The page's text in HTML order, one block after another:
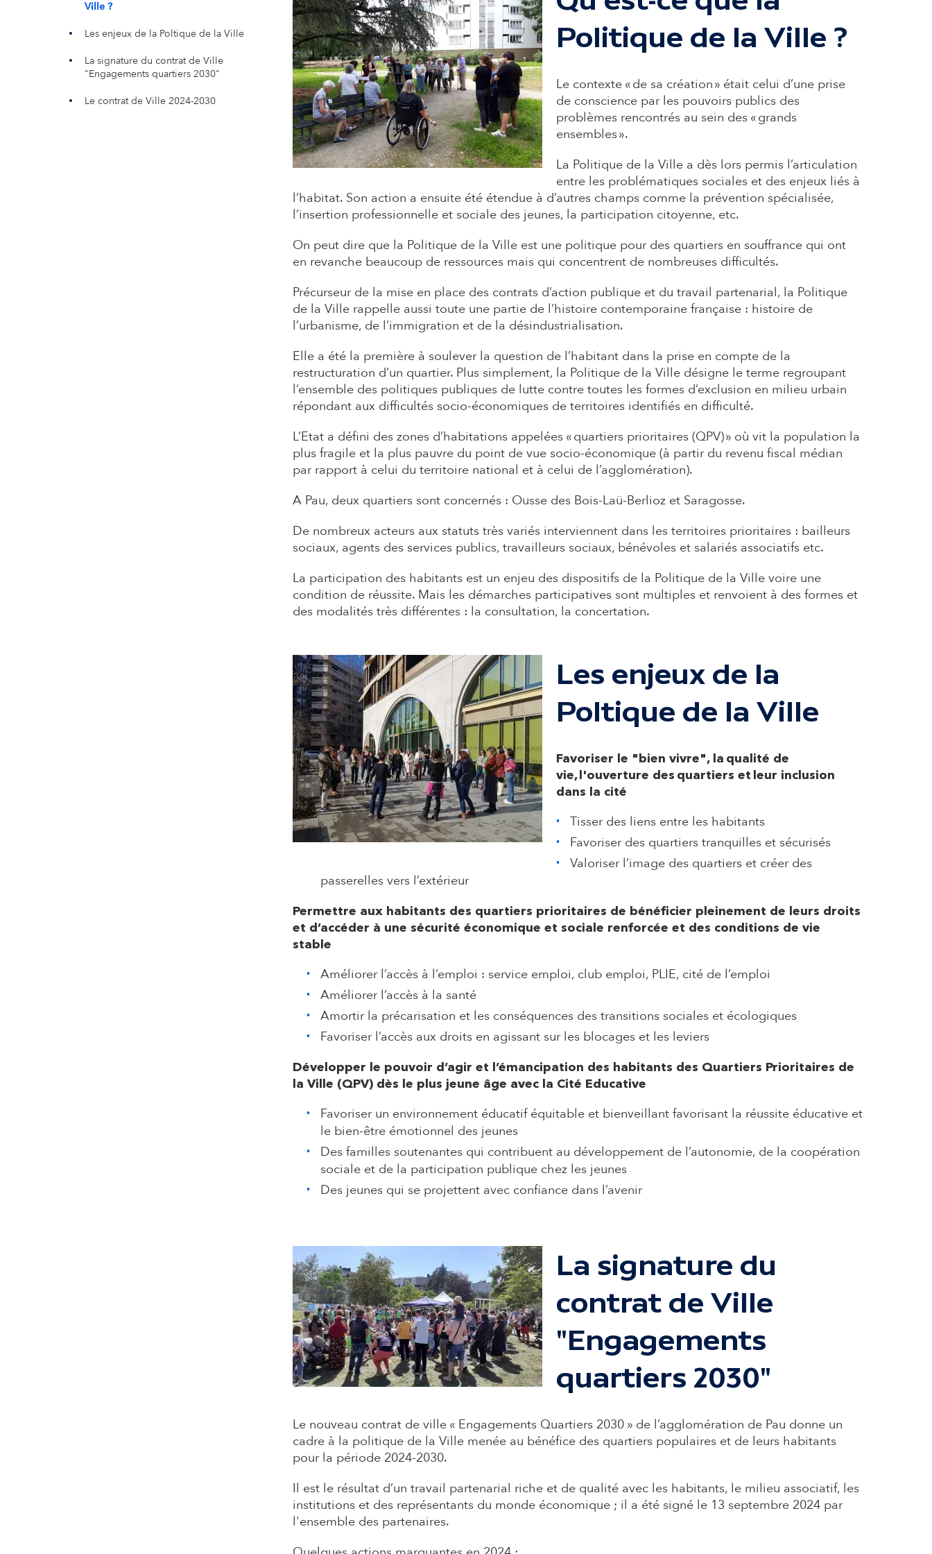
a
i
r
e
Ville ?
Les enjeux de la Poltique de la Ville
La signature du contrat de Ville
"Engagements quartiers 2030"
Le contrat de Ville 2024-2030
Politique de la Ville ?
Le contexte « de sa création » était celui d’une prise
de conscience par les pouvoirs publics des
problèmes rencontrés au sein des « grands
ensembles ».
La Politique de la Ville a dès lors permis l’articulation
entre les problématiques sociales et des enjeux liés à
l’habitat. Son action a ensuite été étendue à d’autres champs comme la prévention spécialisée,
l’insertion professionnelle et sociale des jeunes, la participation citoyenne, etc.
On peut dire que la Politique de la Ville est une politique pour des quartiers en souffrance qui ont
en revanche beaucoup de ressources mais qui concentrent de nombreuses difficultés.
Précurseur de la mise en place des contrats d’action publique et du travail partenarial, la Politique
de la Ville rappelle aussi toute une partie de l’histoire contemporaine française : histoire de
l’urbanisme, de l’immigration et de la désindustrialisation.
Elle a été la première à soulever la question de l’habitant dans la prise en compte de la
restructuration d’un quartier. Plus simplement, la Politique de la Ville désigne le terme regroupant
l’ensemble des politiques publiques de lutte contre toutes les formes d’exclusion en milieu urbain
répondant aux difficultés socio-économiques de territoires identifiés en difficulté.
L’Etat a défini des zones d’habitations appelées « quartiers prioritaires (QPV) » où vit la population la
plus fragile et la plus pauvre du point de vue socio-économique (à partir du revenu fiscal médian
par rapport à celui du territoire national et à celui de l’agglomération).
A Pau, deux quartiers sont concernés : Ousse des Bois-Laü-Berlioz et Saragosse.
De nombreux acteurs aux statuts très variés interviennent dans les territoires prioritaires : bailleurs
sociaux, agents des services publics, travailleurs sociaux, bénévoles et salariés associatifs etc.
La participation des habitants est un enjeu des dispositifs de la Politique de la Ville voire une
condition de réussite. Mais les démarches participatives sont multiples et renvoient à des formes et
des modalités très différentes : la consultation, la concertation.
Les enjeux de la
Poltique de la Ville
Favoriser le "bien vivre", la qualité de
vie, l'ouverture des quartiers et leur inclusion
dans la cité
Tisser des liens entre les habitants
Favoriser des quartiers tranquilles et sécurisés
Valoriser l’image des quartiers et créer des
passerelles vers l’extérieur
Permettre aux habitants des quartiers prioritaires de bénéficier pleinement de leurs droits
et d’accéder à une sécurité économique et sociale renforcée et des conditions de vie
stable
Améliorer l’accès à l’emploi : service emploi, club emploi, PLIE, cité de l’emploi
Améliorer l’accès à la santé
Amortir la précarisation et les conséquences des transitions sociales et écologiques
Favoriser l’accès aux droits en agissant sur les blocages et les leviers
Développer le pouvoir d’agir et l’émancipation des habitants des Quartiers Prioritaires de
la Ville (QPV) dès le plus jeune âge avec
la Cité Educative
Favoriser un environnement éducatif équitable et bienveillant favorisant la réussite éducative et
le bien-être émotionnel des jeunes
Des familles soutenantes qui contribuent au développement de l’autonomie, de la coopération
sociale et de la participation publique chez les jeunes
Des jeunes qui se projettent avec confiance dans l’avenir
La signature du
contrat de Ville
"Engagements
quartiers 2030"
Le nouveau contrat de ville « Engagements Quartiers 2030 » de l’agglomération de Pau donne un
cadre à la politique de la Ville menée au bénéfice des quartiers populaires et de leurs habitants
pour la période 2024-2030.
Il est le résultat d’un travail partenarial riche et de qualité avec les habitants, le milieu associatif, les
institutions et des représentants du monde économique ; il a été signé le 13 septembre 2024 par
l'ensemble des partenaires.